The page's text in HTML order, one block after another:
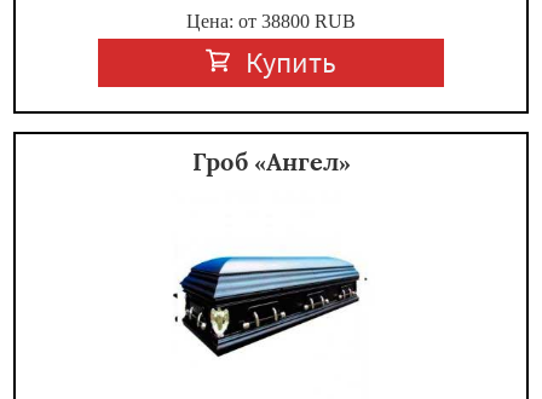
Цена: от 38800 RUB
Купить
Гроб «Ангел»